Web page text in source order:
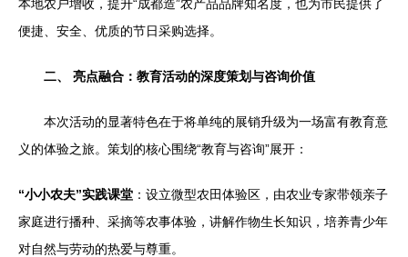
本地农户增收，提升“成都造”农产品品牌知名度，也为市民提供了
便捷、安全、优质的节日采购选择。
二、 亮点融合：教育活动的深度策划与咨询价值
本次活动的显著特色在于将单纯的展销升级为一场富有教育意
义的体验之旅。策划的核心围绕“教育与咨询”展开：
“小小农夫”实践课堂 ：设立微型农田体验区，由农业专家带领亲子
家庭进行播种、采摘等农事体验，讲解作物生长知识，培养青少年
对自然与劳动的热爱与尊重。